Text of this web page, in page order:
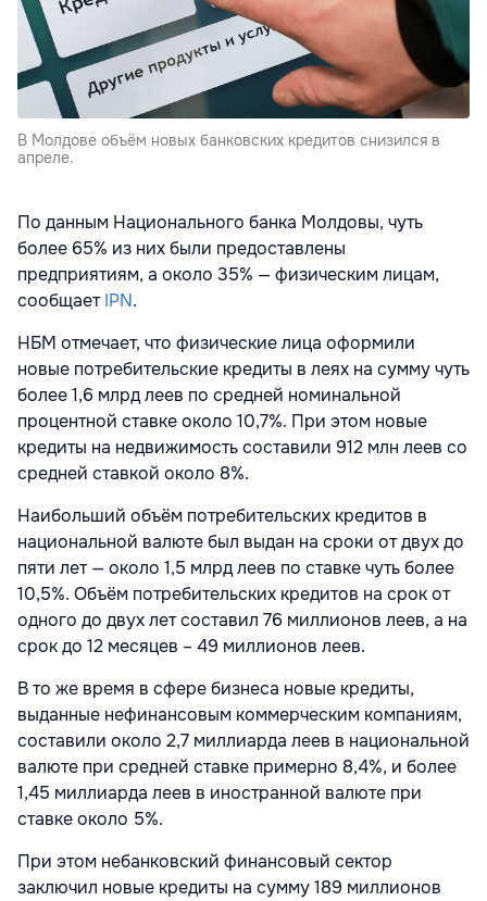
В Молдове объём новых банковских кредитов снизился в
апреле.
По данным Национального банка Молдовы, чуть
более 65% из них были предоставлены
предприятиям, а около 35% — физическим лицам,
сообщаетIPN.
НБМ отмечает, что физические лица оформили
новые потребительские кредиты в леях на сумму чуть
более 1,6 млрд леев по средней номинальной
процентной ставке около 10,7%. При этом новые
кредиты на недвижимость составили 912 млн леев со
средней ставкой около 8%.
Наибольший объём потребительских кредитов в
национальной валюте был выдан на сроки от двух до
пяти лет — около 1,5 млрд леев по ставке чуть более
10,5%. Объём потребительских кредитов на срок от
одного до двух лет составил 76 миллионов леев, а на
срок до 12 месяцев – 49 миллионов леев.
В то же время в сфере бизнеса новые кредиты,
выданные нефинансовым коммерческим компаниям,
составили около 2,7 миллиарда леев в национальной
валюте при средней ставке примерно 8,4%, и более
1,45 миллиарда леев в иностранной валюте при
ставке около 5%.
При этом небанковский финансовый сектор
заключил новые кредиты на сумму 189 миллионов